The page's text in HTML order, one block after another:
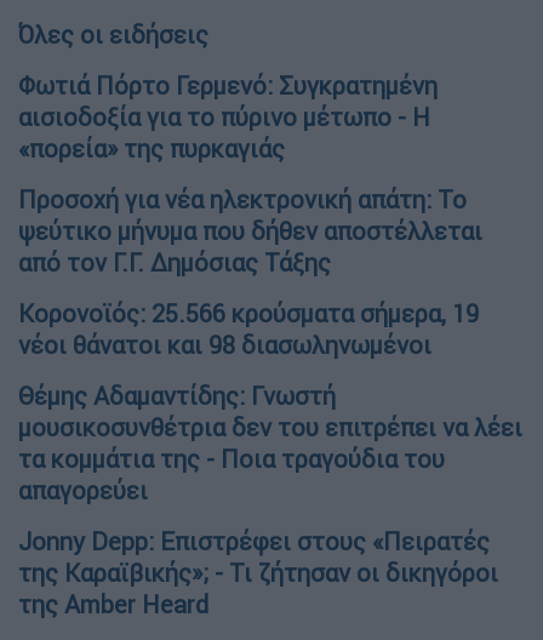
Όλες οι ειδήσεις
Φωτιά Πόρτο Γερμενό: Συγκρατημένη
αισιοδοξία για το πύρινο μέτωπο - Η
«πορεία» της πυρκαγιάς
Προσοχή για νέα ηλεκτρονική απάτη: Το
ψεύτικο μήνυμα που δήθεν αποστέλλεται
από τον Γ.Γ. Δημόσιας Τάξης
Κορονοϊός: 25.566 κρούσματα σήμερα, 19
νέοι θάνατοι και 98 διασωληνωμένοι
Θέμης Αδαμαντίδης: Γνωστή
μουσικοσυνθέτρια δεν του επιτρέπει να λέει
τα κομμάτια της - Ποια τραγούδια του
απαγορεύει
Jonny Depp: Επιστρέφει στους «Πειρατές
της Καραϊβικής»; - Τι ζήτησαν οι δικηγόροι
της Amber Heard